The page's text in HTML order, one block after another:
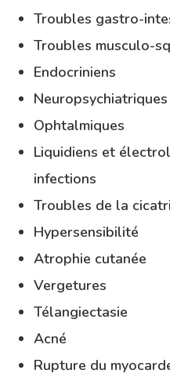
Troubles gastro-
troubles musculo-
endocriniens
neuropsychiatriques
ophtalmiques
liquidiens et électrolytiques ; sensible aux
infections
troubles de la
hypersensibilité
atrophie cutanée
vergetures
télangiectasie
acné
rupture du